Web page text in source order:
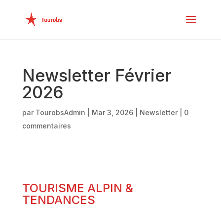
Newsletter Février
2026
par TourobsAdmin Mar 3, 2026| Newsletter| 0
commentaires
TOURISME ALPIN &
TENDANCES